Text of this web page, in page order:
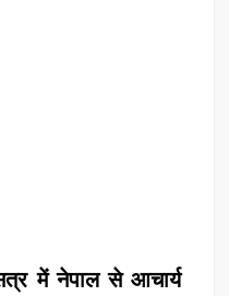
में नेपाल से आचार्य